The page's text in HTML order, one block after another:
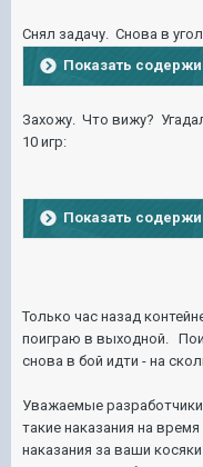
Снял задачу. Снова в
Показать
Захожу. Что вижу?
10 игр:
Показать
Только час назад
поиграю в выходной.
снова в бой идти - на
Уважаемые
такие наказания на
наказания за ваши